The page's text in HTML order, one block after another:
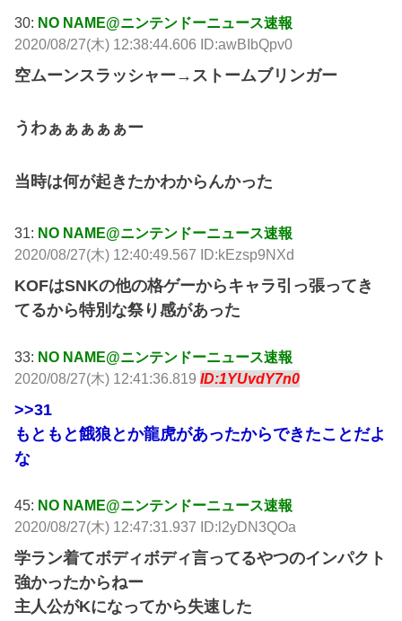
30: NO NAME@ニンテンドーニュース速報
2020/08/27(木) 12:38:44.606 ID:awBIbQpv0
空ムーンスラッシャー→ストームブリンガー
うわぁぁぁぁぁー
当時は何が起きたかわからんかった
31: NO NAME@ニンテンドーニュース速報
2020/08/27(木) 12:40:49.567 ID:kEzsp9NXd
KOFはSNKの他の格ゲーからキャラ引っ張ってき
てるから特別な祭り感があった
33: NO NAME@ニンテンドーニュース速報
2020/08/27(木) 12:41:36.819ID:1YUvdY7n0
>>31
もともと餓狼とか龍虎があったからできたことだよ
な
45: NO NAME@ニンテンドーニュース速報
2020/08/27(木) 12:47:31.937 ID:l2yDN3QOa
学ラン着てボディボディ言ってるやつのインパクト
強かったからねー
主人公がKになってから失速した